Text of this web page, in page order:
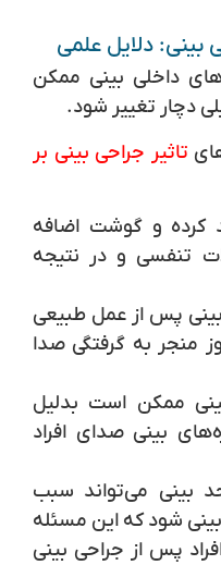
بینی: دلایل علمی
داخلی بینی ممکن
دچار تغییر شود.
تاثیر جراحی بینی بر
کرده و گوشت اضافه
تنفسی و در نتیجه
پس از عمل طبیعی
منجر به گرفتگی صدا
ممکن است بدلیل
بینی صدای افراد
بینی می‌تواند سبب
شود که این مسئله
پس از جراحی بینی